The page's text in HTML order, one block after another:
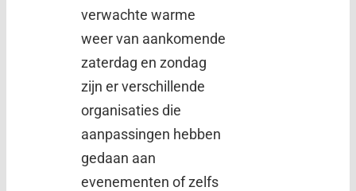
verwachte warme
weer van aankomende
zaterdag en zondag
zijn er verschillende
organisaties die
aanpassingen hebben
gedaan aan
evenementen of zelfs